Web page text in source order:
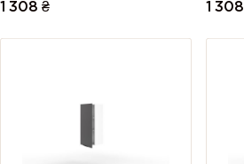
1 308 ₴ 1 308